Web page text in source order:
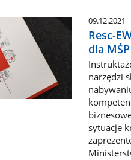
09.12.2021
Resc-
dla MŚP
narzędzi
sytuacje